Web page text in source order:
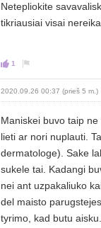
Netepliokite
tikriausiai visai
1
2020.09.26 00:37 (prieš 5 m.)
Maniskei buvo taip
lieti ar nori nuplauti.
dermatologe). Sake
sukele tai. Kadangi
nei ant uzpakaliuko
del maisto
tyrimo, kad butu